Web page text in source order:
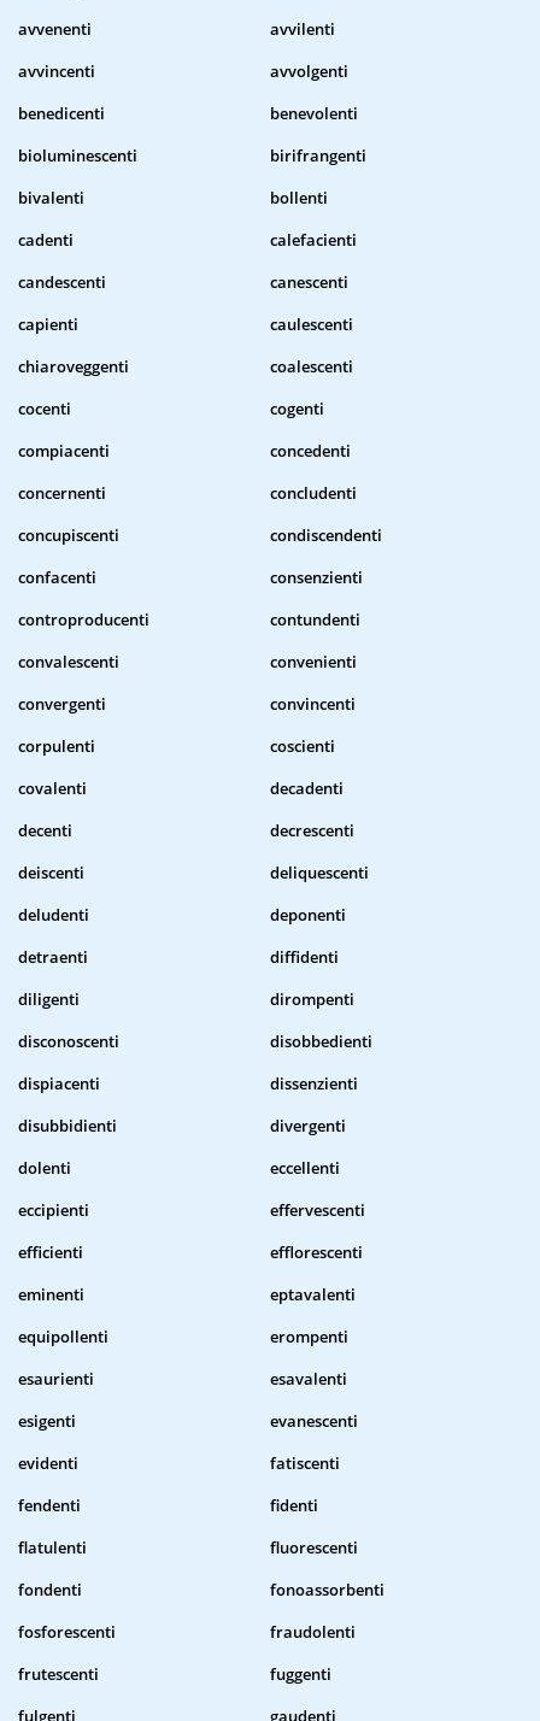
avvenenti
avvilenti
avvincenti
avvolgenti
benedicenti
benevolenti
bioluminescenti
birifrangenti
bivalenti
bollenti
cadenti
calefacienti
candescenti
canescenti
capienti
caulescenti
chiaroveggenti
coalescenti
cocenti
cogenti
compiacenti
concedenti
concernenti
concludenti
concupiscenti
condiscendenti
confacenti
consenzienti
controproducenti
contundenti
convalescenti
convenienti
convergenti
convincenti
corpulenti
coscienti
covalenti
decadenti
decenti
decrescenti
deiscenti
deliquescenti
deludenti
deponenti
detraenti
diffidenti
diligenti
dirompenti
disconoscenti
disobbedienti
dispiacenti
dissenzienti
disubbidienti
divergenti
dolenti
eccellenti
eccipienti
effervescenti
efficienti
efflorescenti
eminenti
eptavalenti
equipollenti
erompenti
esaurienti
esavalenti
esigenti
evanescenti
evidenti
fatiscenti
fendenti
fidenti
flatulenti
fluorescenti
fondenti
fonoassorbenti
fosforescenti
fraudolenti
frutescenti
fuggenti
fulgenti
gaudenti